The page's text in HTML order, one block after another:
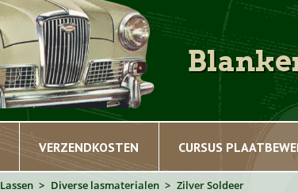
VERZENDKOSTEN CURSUS
Lassen Diverse lasmaterialen Zilver Soldeer